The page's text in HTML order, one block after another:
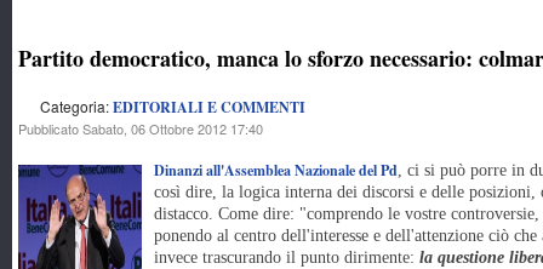
Partito democratico, manca lo sforzo necessario:
Categoria:EDITORIALI E COMMENTI
Pubblicato Sabato, 06 Ottobre 2012 17:40
Dinanzi all'Assemblea Nazionale del Pd, ci si può porre in
così dire, la logica interna dei discorsi e delle posizioni,
distacco. Come dire: "comprendo le vostre
ponendo al centro dell'interesse e dell'attenzione ciò
invece trascurando il punto dirimente: la questione